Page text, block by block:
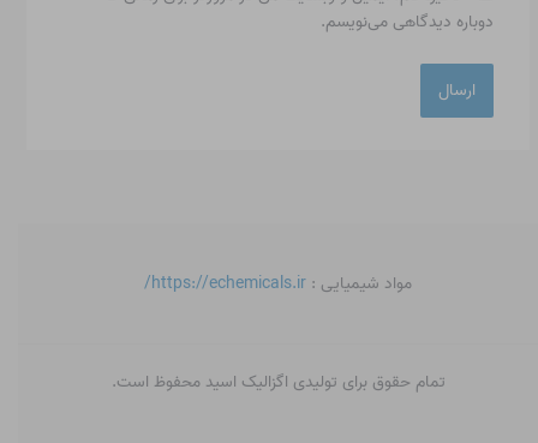
دوباره دیدگاهی می‌نویسم.
مواد شیمیایی : https://echemicals.ir/
تمام حقوق برای تولیدی اگزالیک اسید محفوظ است.